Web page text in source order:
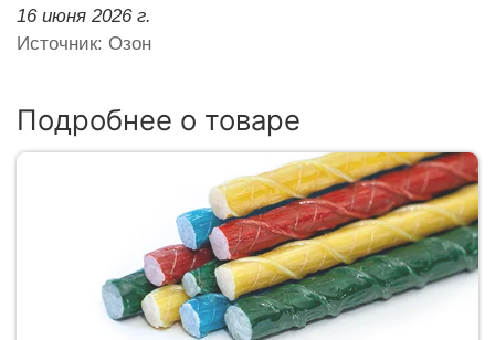
16 июня 2026 г.
Источник: Озон
Подробнее о товаре